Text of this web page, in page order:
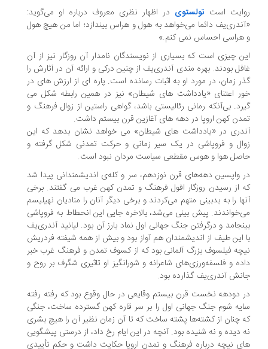
است تولستویدر اظهار نظری معروف درباره او می‌گوید:
دائما می‌خواهد به هول و هراس بیندازد؛ اما من هیچ هول
احساس نمی کنم.»
چیزی است که بسیاری از نویسندگان نامدار آن روزگار نیز از آن
بودند. بهره مندی آندری‌یف از چنین درکی و ارائه آن در آثارش را
زمان، در مورد او به اثبات رسانده است. پاره ای از ارزش های در
اعتنای «یادداشت های شیطان» نیز در همین رابطه شکل می
بی‌آنکه رمانی رئالیستی باشد، گواهی راستین از زوال فرهنگ و
کهن اروپا در دهه های آغازین قرن بیستم داشت.
در «یادداشت های شیطان» می خواهد نشان بدهد که این
و فروپاشی در یک سیر زمانی و حرکت تمدنی شکل گرفته و
هوا و هوس مقطعی سیاست مردان نبود است.
واپسین دهه‌های قرن نوزدهم، سر و کله‌ی اندیشمندانی پیدا شد
از رسیدن روزگار افول فرهنگ و تمدن کهن غرب می گفتند. برخی
را به بدبینی متهم می‌کردند و برخی دیگر آنان را منادیان نهیلیسم
پیش بینی می‌شد، بالاخره جایی این انحطاط به فروپاشی
و درگرفتن جنگ جهانی اول نماد بارز آن بود. لیانید آندری‌یف
این طیف از اندیشمندان هم آواز بود و بیش از همه شیفته فردریش
فیلسوف بزرگ آلمانی بود که از کسوف تمدن و فرهنگ غرب خبر
و فلسفه‌ورزی‌های شاعرانه و شورانگیز او تاثیری شگرف بر روح و
آندری‌یف گذارده بود.
دودهه نخست قرن بیستم وقایعی در حال وقوع بود که رفته رفته
شوم جنگ جهانی اول را بر سر قاره کهن گسترده ساخت، جنگی
چنان از کشته‌ها پشته ساخت که تا آن زمان نظیر آن را هیچ بشری
دیده و نه شنیده بود. آنچه در این ایام رخ داد، از درستی پیشگویی
نیچه درباره فرهنگ و تمدن اروپا حکایت داشت و حکم تأییدی